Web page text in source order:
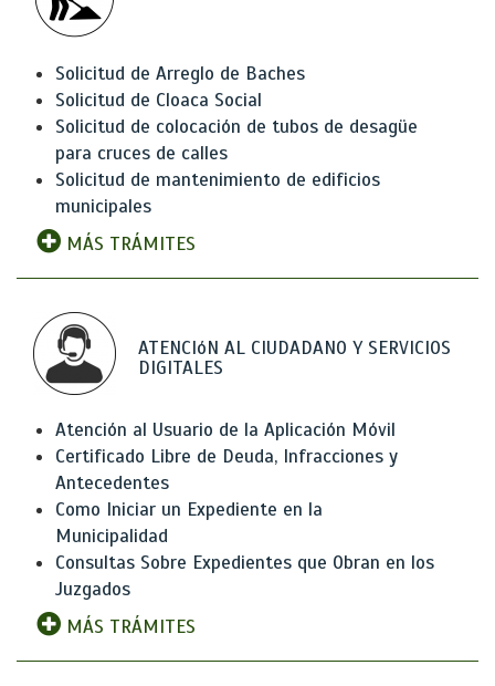
Solicitud de Arreglo de Baches
Solicitud de Cloaca Social
Solicitud de colocación de tubos de desagüe
para cruces de calles
Solicitud de mantenimiento de edificios
municipales
MÁS TRÁMITES
ATENCIóN AL CIUDADANO Y SERVICIOS
DIGITALES
Atención al Usuario de la Aplicación Móvil
Certificado Libre de Deuda, Infracciones y
Antecedentes
Como Iniciar un Expediente en la
Municipalidad
Consultas Sobre Expedientes que Obran en los
Juzgados
MÁS TRÁMITES